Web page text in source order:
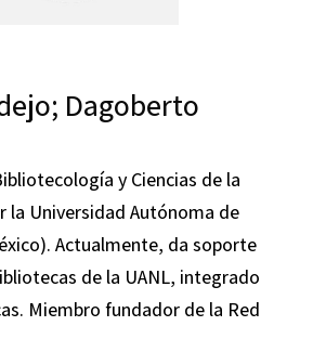
Dagoberto
y Ciencias de la
la Universidad Autónoma de
Actualmente, da soporte
de la UANL, integrado
Miembro fundador de la Red